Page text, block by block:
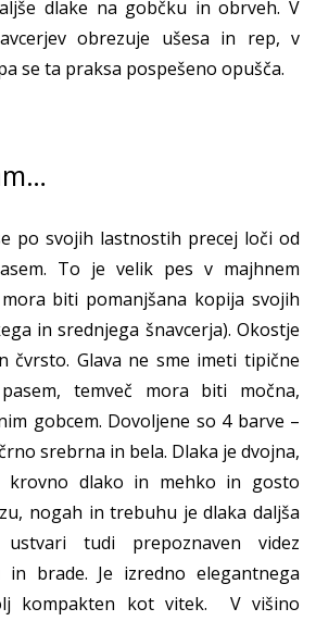
dlake na gobčku in obrveh. V
obrezuje ušesa in rep, v
se ta praksa pospešeno opušča.
po svojih lastnostih precej loči od
To je velik pes v majhnem
biti pomanjšana kopija svojih
in srednjega šnavcerja). Okostje
čvrsto. Glava ne sme imeti tipične
temveč mora biti močna,
gobcem. Dovoljene so 4 barve –
srebrna in bela. Dlaka je dvojna,
krovno dlako in mehko in gosto
nogah in trebuhu je dlaka daljša
tudi prepoznaven videz
in brade. Je izredno elegantnega
kompakten kot vitek. V višino